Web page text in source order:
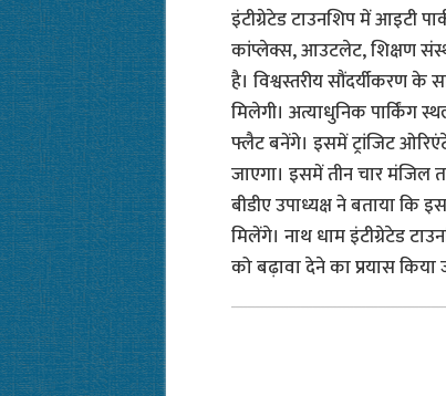
इंटीग्रेटेड टाउनशिप में आइटी
कांप्लेक्स, आउटलेट, शिक्षण
है। विश्वस्तरीय सौंदर्यीकरण
मिलेगी। अत्याधुनिक पार्किंग
फ्लैट बनेंगे। इसमें ट्रांजिट
जाएगा। इसमें तीन चार
बीडीए उपाध्यक्ष ने बताया
मिलेंगे। नाथ धाम इंटीग्रेटेड
को बढ़ावा देने का प्रयास किया